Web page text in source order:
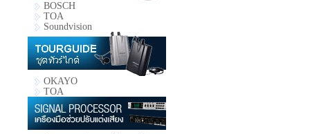
BOSCH
TOA
Soundvision
OKAYO
TOA